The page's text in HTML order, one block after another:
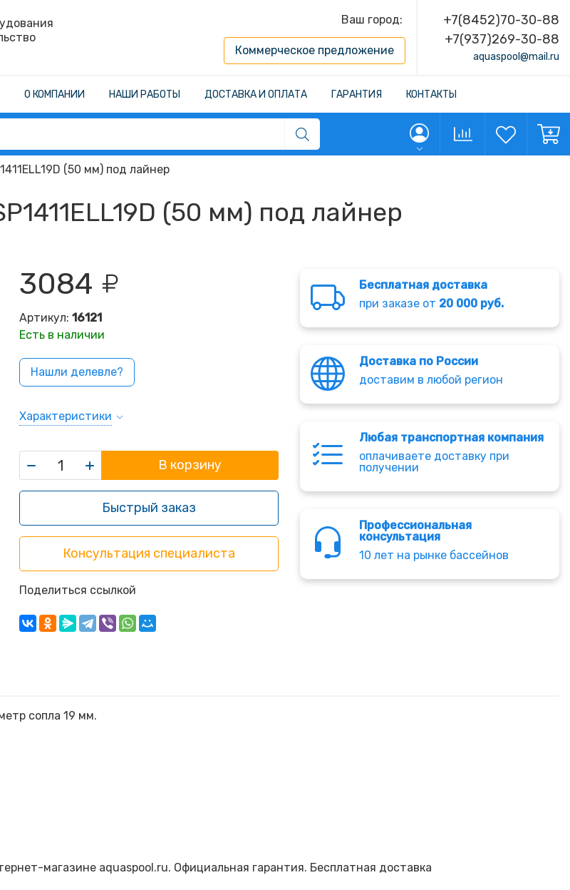
Ваш город:
Коммерческое предложение
+7(8452)70-30-88
+7(937)269-30-88
aquaspool@mail.ru
О КОМПАНИИ НАШИ РАБОТЫ ДОСТАВКА И ОПЛАТА ГАРАНТИЯ КОНТАКТЫ
(50 мм) под лайнер
(50 мм) под лайнер
3084
Артикул: 16121
Есть в наличии
Нашли делевле?
Характеристики
В корзину
Быстрый заказ
Консультация специалиста
Поделиться ссылкой
Бесплатная доставка
при заказе от 20 000 руб.
Доставка по России
доставим в любой регион
Любая транспортная компания
оплачиваете доставку при
получении
Профессиональная
консультация
10 лет на рынке бассейнов
сопла 19 мм.
магазине aquaspool.ru. Официальная гарантия. Бесплатная доставка